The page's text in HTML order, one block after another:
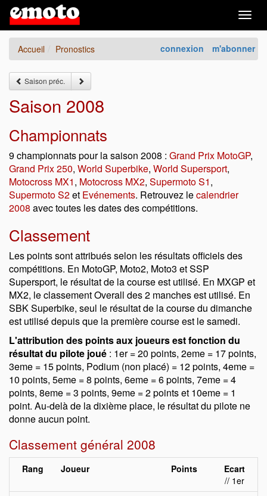
connexion m'abonner
Accueil Pronostics
Saison préc.
Saison 2008
Championnats
9 championnats pour la saison 2008 : Grand Prix MotoGP,
Grand Prix 250, World Superbike, World Supersport,
Motocross MX1, Motocross MX2, Supermoto S1,
Supermoto S2et Evénements. Retrouvez lecalendrier
2008 avec toutes les dates des compétitions.
Classement
Les points sont attribués selon les résultats officiels des
compétitions. En MotoGP, Moto2, Moto3 et SSP
Supersport, le résultat de la course est utilisé. En MXGP et
MX2, le classement Overall des 2 manches est utilisé. En
SBK Superbike, seul le résultat de la course du dimanche
est utilisé depuis que la première course est le samedi.
L'attribution des points aux joueurs est fonction du
résultat du pilote joué : 1er = 20 points, 2eme = 17 points,
3eme = 15 points, Podium (non placé) = 12 points, 4eme =
10 points, 5eme = 8 points, 6eme = 6 points, 7eme = 4
points, 8eme = 3 points, 9eme = 2 points et 10eme = 1
point. Au-delà de la dixième place, le résultat du pilote ne
donne aucun point.
Classement général 2008
Rang Joueur Points
Ecart
// 1er